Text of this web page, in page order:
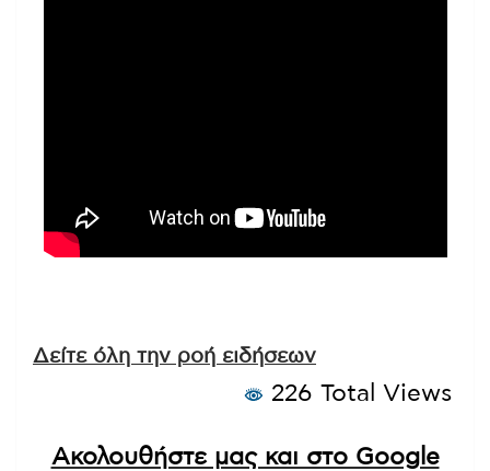
Δείτε όλη την ροή ειδήσεων
226 Total Views
Ακολουθήστε μας και στο Google